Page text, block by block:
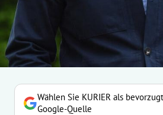
Untermenü
Untermenü
Untermenü
UntermenüWählen Sie KURIER als
Google-Quelle